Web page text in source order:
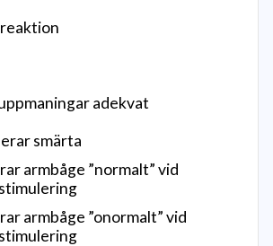
adekvat
smärta
armbåge ”normalt” vid
armbåge ”onormalt” vid